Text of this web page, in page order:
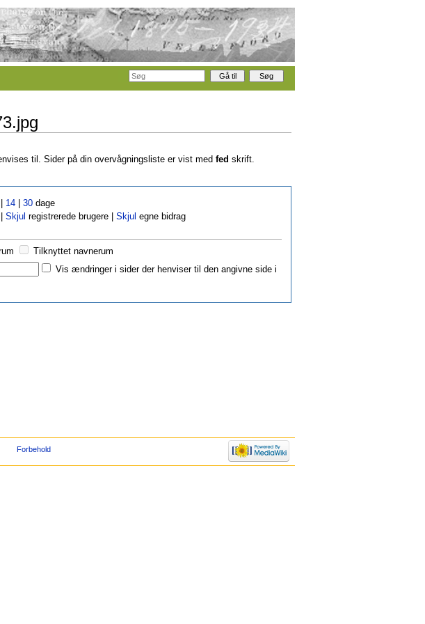
til. Sider på din overvågningsliste er vist med fed skrift.
14| 30dage
Skjul registrerede brugere | Skjul egne bidrag
Tilknyttet navnerum
Vis ændringer i sider der henviser til den angivne side i
Forbehold